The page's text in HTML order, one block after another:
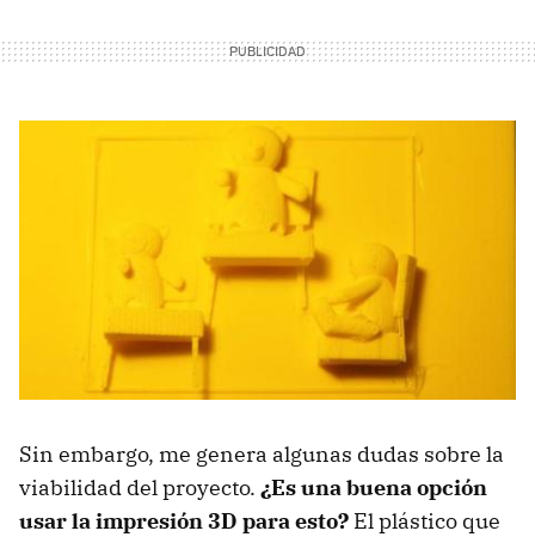
Sin embargo, me genera algunas dudas sobre la
viabilidad del proyecto. ¿Es una buena opción
usar la impresión 3D para esto? El plástico que